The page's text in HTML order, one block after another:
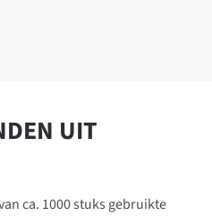
UIT
ca. 1000 stuks gebruikte